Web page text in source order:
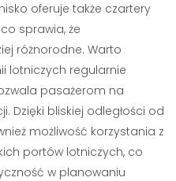
oferuje także czartery
sprawia, że
różnorodne. Warto
lotniczych regularnie
pasażerom na
Dzięki bliskiej odległości od
możliwość korzystania z
portów lotniczych, co
w planowaniu